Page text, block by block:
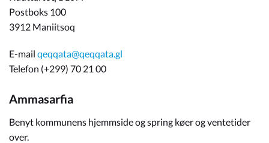
Postboks 100
3912 Maniitsoq
E-mail qeqqata@qeqqata.gl
Telefon (+299) 70 21 00
Ammasarfia
Benyt kommunens hjemmside og spring køer og ventetider
over.